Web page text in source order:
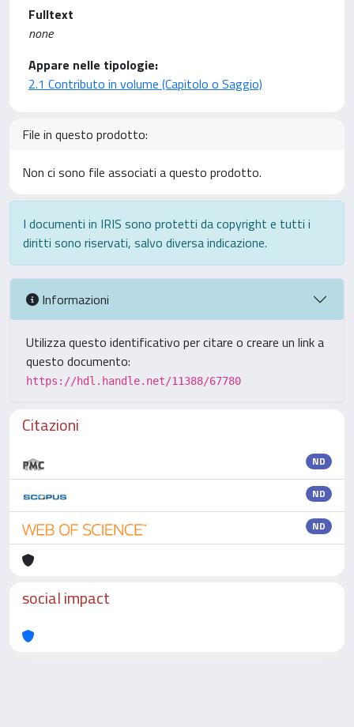
Fulltext
none
Appare nelle tipologie:
2.1 Contributo in volume (Capitolo o Saggio)
File in questo prodotto:
Non ci sono file associati a questo prodotto.
I documenti in IRIS sono protetti da copyright e tutti i
diritti sono riservati, salvo diversa indicazione.
Informazioni
Utilizza questo identificativo per citare o creare un link a
questo documento:
https://hdl.handle.net/11388/67780
Citazioni
ND
ND
ND
social impact